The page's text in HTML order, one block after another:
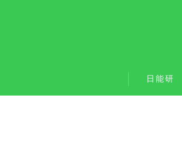
日能研